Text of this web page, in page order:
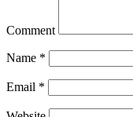
Comment
Name *
Email *